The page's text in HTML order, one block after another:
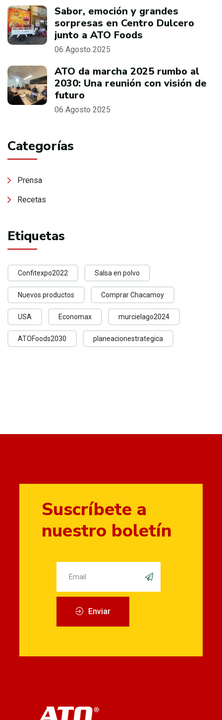
Sabor, emoción y grandes
sorpresas en Centro Dulcero
junto a ATO Foods
06 Agosto 2025
ATO da marcha 2025 rumbo al
2030: Una reunión con visión de
futuro
06 Agosto 2025
Categorías
Prensa
Recetas
Etiquetas
Confitexpo2022 Salsa en polvo
Nuevos productos Comprar Chacamoy
USA Economax murcielago2024
ATOFoods2030 planeacionestrategica
Suscríbete a
nuestro boletín
Enviar